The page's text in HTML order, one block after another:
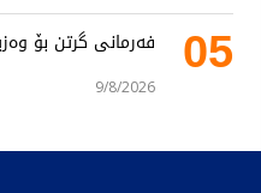
05 فەرمانی گرتن بۆ
9/8/2026